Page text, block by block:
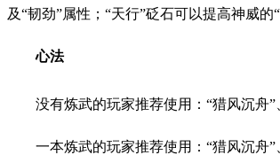
及“韧劲”属性；“天行”砭石可以提高神威的
心法
没有炼武的玩家推荐使用：“猎风沉舟”
一本炼武的玩家推荐使用：“猎风沉舟”